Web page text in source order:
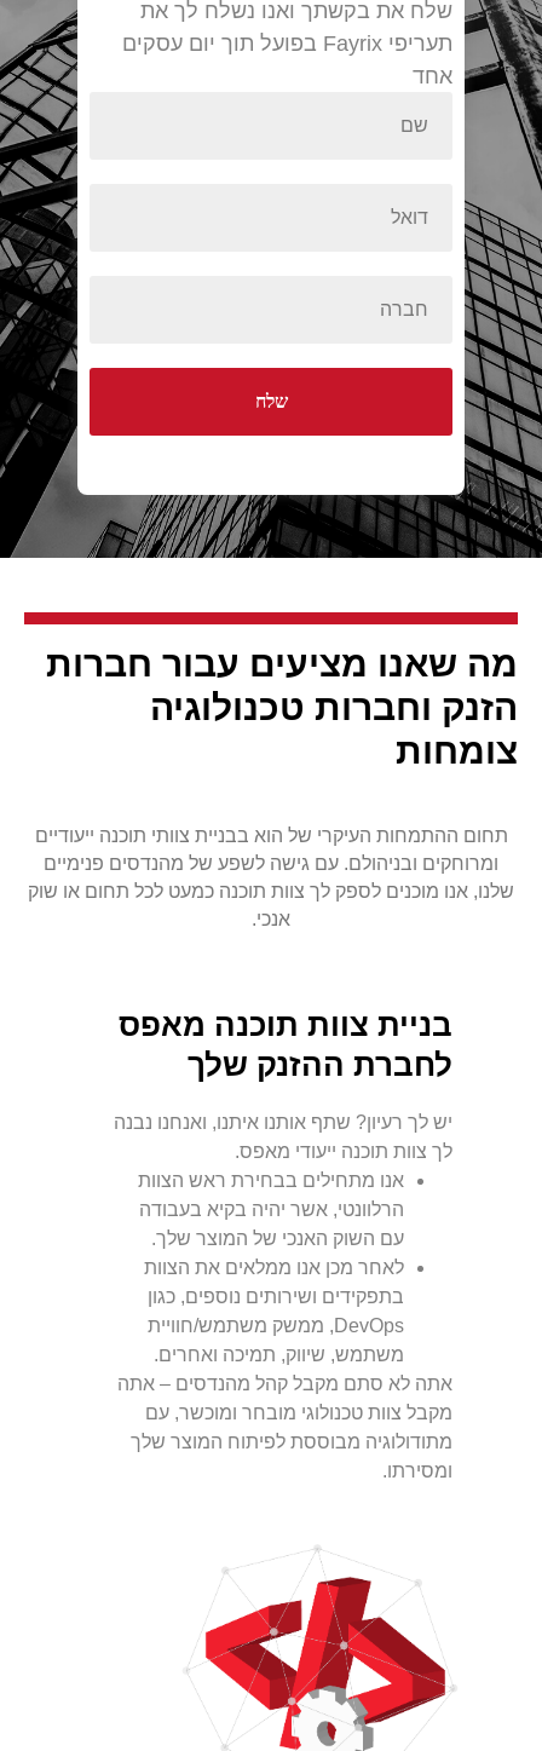
שלח
שלח את בקשתך ואנו נשלח לך את
תעריפי Fayrix בפועל תוך יום עסקים
אחד
מה שאנו מציעים עבור חברות
הזנק וחברות טכנולוגיה
צומחות
תחום ההתמחות העיקרי של הוא בבניית צוותי תוכנה ייעודיים
ומרוחקים ובניהולם. עם גישה לשפע של מהנדסים פנימיים
שלנו, אנו מוכנים לספק לך צוות תוכנה כמעט לכל תחום או שוק
אנכי.
בניית צוות תוכנה מאפס
לחברת ההזנק שלך
יש לך רעיון? שתף אותנו איתנו, ואנחנו נבנה
לך צוות תוכנה ייעודי מאפס.
אנו מתחילים בבחירת ראש הצוות
הרלוונטי, אשר יהיה בקיא בעבודה
עם השוק האנכי של המוצר שלך.
לאחר מכן אנו ממלאים את הצוות
בתפקידים ושירותים נוספים, כגון
DevOps, ממשק משתמש/חוויית
משתמש, שיווק, תמיכה ואחרים.
אתה לא סתם מקבל קהל מהנדסים – אתה
מקבל צוות טכנולוגי מובחר ומוכשר, עם
מתודולוגיה מבוססת לפיתוח המוצר שלך
ומסירתו.